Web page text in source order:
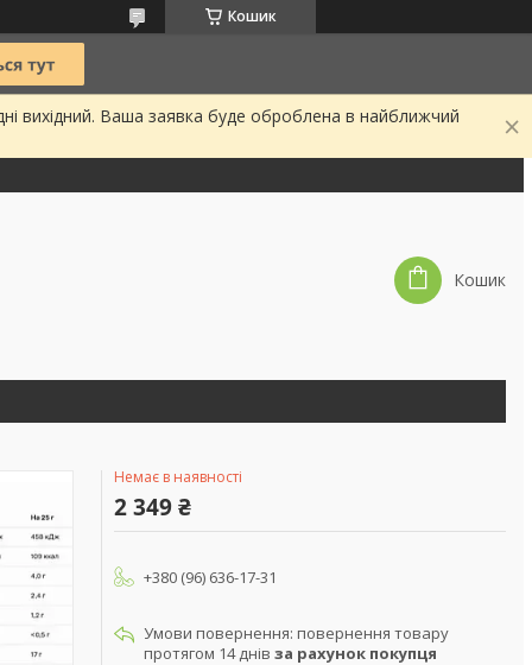
Кошик
вихідний. Ваша заявка буде оброблена в найближчий
Кошик
Немає в наявності
2 349 ₴
+380 (96) 636-17-31
повернення товару
протягом 14 днів за рахунок покупця